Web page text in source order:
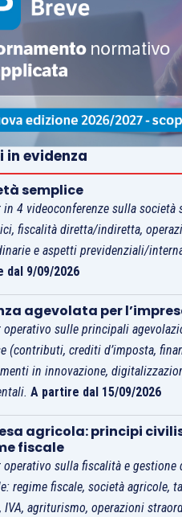
in evidenza
semplice
in 4 videoconferenze sulla società
fiscalità diretta/indiretta,
e aspetti previdenziali/
dal 9/09/2026
agevolata per
operativo sulle principali
(contributi, crediti d’imposta,
in innovazione,
A partire dal 15/09/2026
agricola: principi
fiscale
operativo sulla fiscalità e gestione
regime fiscale, società agricole,
IVA, agriturismo, operazioni